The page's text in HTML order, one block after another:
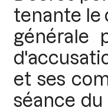
tenante le
générale
et ses
séance du